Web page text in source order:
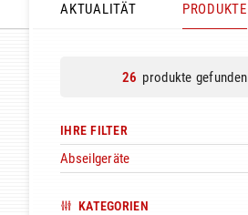
AKTUALITÄT
PRODUKTE
26 produkte gefunden
IHRE FILTER
Abseilgeräte
KATEGORIEN